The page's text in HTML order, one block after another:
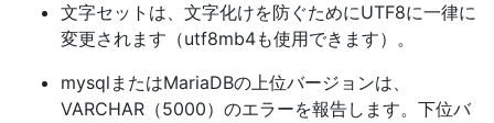
文字セットは、文字化けを防ぐためにUTF8に一律に
変更されます（utf8mb4も使用できます）。
mysqlまたはMariaDBの上位バージョンは、
VARCHAR（5000）のエラーを報告します。下位バ